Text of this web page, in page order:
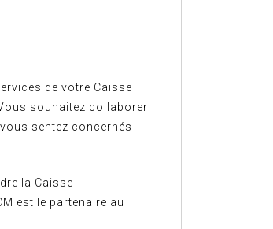
de votre Caisse
souhaitez collaborer
sentez concernés
la Caisse
est le partenaire au